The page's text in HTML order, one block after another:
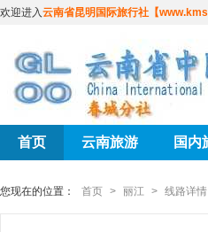
欢迎进入云南省昆明国际旅行社【
首页 云南旅游 国内
您现在的位置： 首页 > 丽江 > 线路详情